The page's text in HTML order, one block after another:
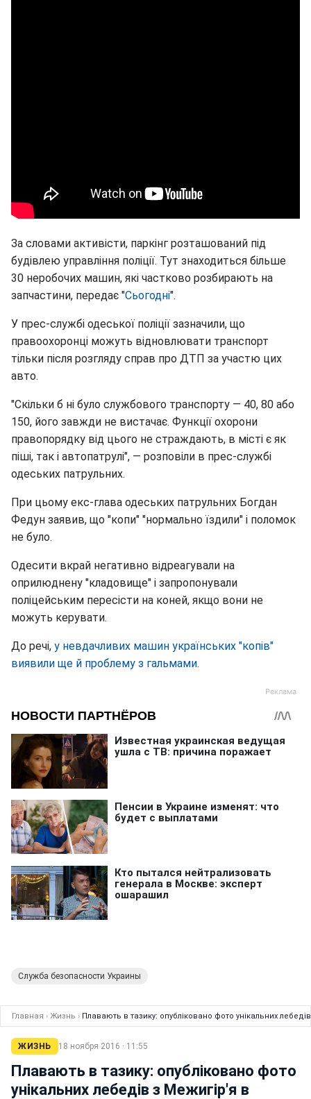
За словами активісти, паркінг розташований під
будівлею управління поліції. Тут знаходиться більше
30 неробочих машин, які частково розбирають на
запчастини, передає "Сьогодні".
У прес-службі одеської поліції зазначили, що
правоохоронці можуть відновлювати транспорт
тільки після розгляду справ про ДТП за участю цих
авто.
"Скільки б ні було службового транспорту — 40, 80 або
150, його завжди не вистачає. Функції охорони
правопорядку від цього не страждають, в місті є як
піші, так і автопатрулі", — розповіли в прес-службі
одеських патрульних.
При цьому екс-глава одеських патрульних Богдан
Федун заявив, що "копи" "нормально їздили" і поломок
не було.
Одесити вкрай негативно відреагували на
оприлюднену "кладовище" і запропонували
поліцейським пересісти на коней, якщо вони не
можуть керувати.
До речі, у невдачливих машин українських "копів"
виявили ще й проблему з гальмами.
Служба безопасности Украины
Главная › Жизнь › Плавають в тазику: опубліковано фото унікальних
ЖИЗНЬ 18 ноября 2016 · 11:55
Плавають в тазику: опубліковано фото
унікальних лебедів з Межигір'я в